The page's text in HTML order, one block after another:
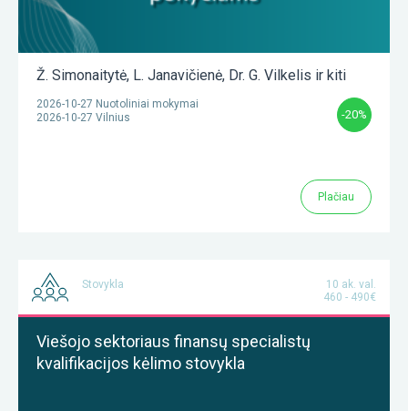
Ž. Simonaitytė, L. Janavičienė, Dr. G. Vilkelis ir kiti
2026-10-27 Nuotoliniai mokymai
2026-10-27 Vilnius
-20%
Plačiau
Stovykla
10 ak. val.
460 - 490€
Viešojo sektoriaus finansų specialistų
kvalifikacijos kėlimo stovykla